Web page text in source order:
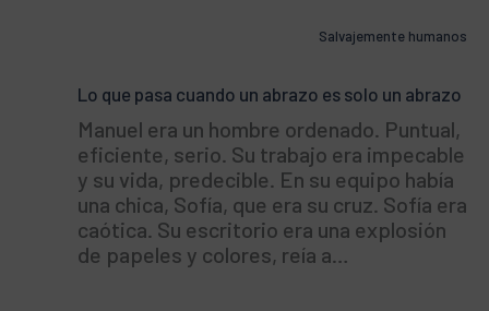
Salvajemente humanos
Lo que pasa cuando un abrazo es solo un abrazo
Manuel era un hombre ordenado. Puntual,
eficiente, serio. Su trabajo era impecable
y su vida, predecible. En su equipo había
una chica, Sofía, que era su cruz. Sofía era
caótica. Su escritorio era una explosión
de papeles y colores, reía a…